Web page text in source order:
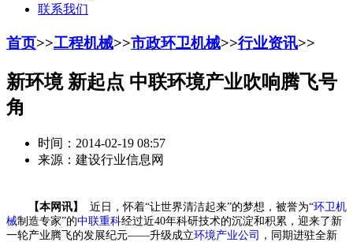
联系我们
首页>>工程机械>>市政环卫机械>>行业资讯>>
新环境 新起点 中联环境产业吹响腾飞号
角
时间：2014-02-19 08:57
来源：建设行业信息网
【本网讯】 近日，怀着“让世界清洁起来”的梦想，被誉为“环卫机
械制造专家”的中联重科经过近40年科研技术的沉淀和积累，迎来了新
一轮产业腾飞的发展纪元——升级成立环境产业公司 ，同期进驻全新